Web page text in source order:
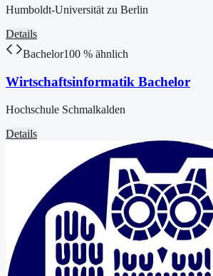
Humboldt-Universität zu Berlin
Details
Bachelor100 % ähnlich
Wirtschaftsinformatik Bachelor
Hochschule Schmalkalden
Details